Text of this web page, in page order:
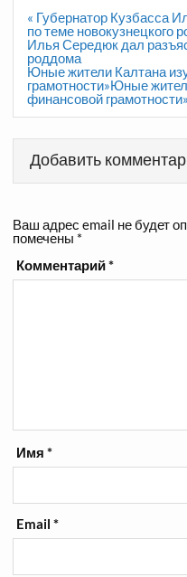
Навигация
по
записям
« Губернатор Кузбасса
по теме новокузнецкого
Илья Середюк дал
роддома
Юные жители Калтана
грамотности»Юные
финансовой
Добавить
Ваш адрес email не будет
помечены *
Комментарий*
Имя*
Email*